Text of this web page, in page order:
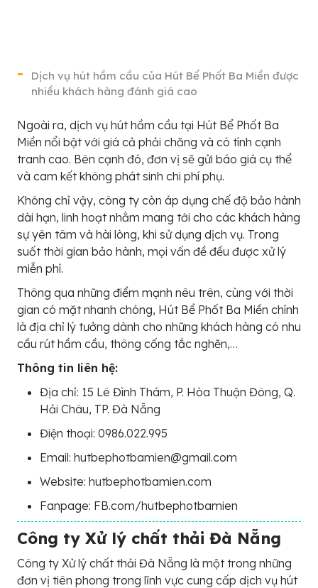
Dịch vụ hút hầm cầu của Hút Bể Phốt Ba Miền được
nhiều khách hàng đánh giá cao
Ngoài ra, dịch vụ hút hầm cầu tại Hút Bể Phốt Ba
Miền nổi bật với giá cả phải chăng và có tính cạnh
tranh cao. Bên cạnh đó, đơn vị sẽ gửi báo giá cụ thể
và cam kết không phát sinh chi phí phụ.
Không chỉ vậy, công ty còn áp dụng chế độ bảo hành
dài hạn, linh hoạt nhằm mang tới cho các khách hàng
sự yên tâm và hài lòng, khi sử dụng dịch vụ. Trong
suốt thời gian bảo hành, mọi vấn đề đều được xử lý
miễn phí.
Thông qua những điểm mạnh nêu trên, cùng với thời
gian có mặt nhanh chóng, Hút Bể Phốt Ba Miền chính
là địa chỉ lý tưởng dành cho những khách hàng có nhu
cầu rút hầm cầu, thông cống tắc nghẽn,…
Thông tin liên hệ:
Địa chỉ: 15 Lê Đình Thám, P. Hòa Thuận Đông, Q.
Hải Châu, TP. Đà Nẵng
Điện thoại: 0986.022.995
Email: hutbephotbamien@gmail.com
Website: hutbephotbamien.com
Fanpage: FB.com/hutbephotbamien
Công ty Xử lý chất thải Đà Nẵng
Công ty Xử lý chất thải Đà Nẵng là một trong những
đơn vị tiên phong trong lĩnh vực cung cấp dịch vụ hút